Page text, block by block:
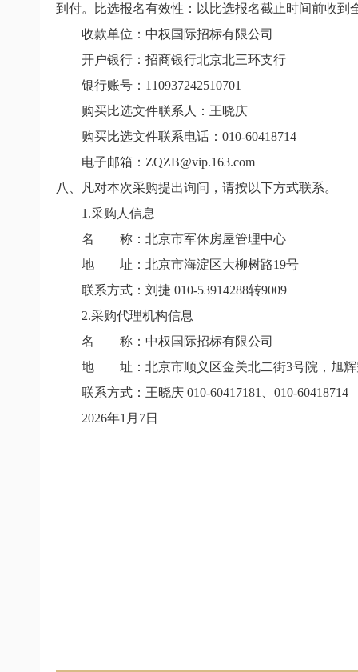
到付。比选报名有效性：以比选报名截止时间前收
收款单位：中权国际招标有限公司
开户银行：招商银行北京北三环支行
银行账号：110937242510701
购买比选文件联系人：王晓庆
购买比选文件联系电话：010-60418714
电子邮箱：ZQZB@vip.163.com
八、凡对本次采购提出询问，请按以下方式联系。
1.采购人信息
名 称：北京市军休房屋管理中心
地 址：北京市海淀区大柳树路19号
联系方式：刘捷 010-53914288转9009
2.采购代理机构信息
名 称：中权国际招标有限公司
地 址：北京市顺义区金关北二街3号院，旭辉
联系方式：王晓庆 010-60417181、010-60418714
2026年1月7日